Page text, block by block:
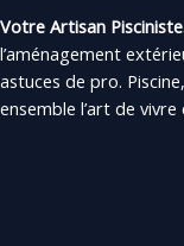
Votre Artisan
l’aménagement
astuces de pro.
ensemble l’art de vivre